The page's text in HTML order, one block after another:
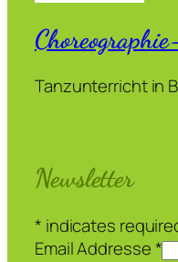
Tanzunterricht in
Newsletter
* indicates
Email Addresse*